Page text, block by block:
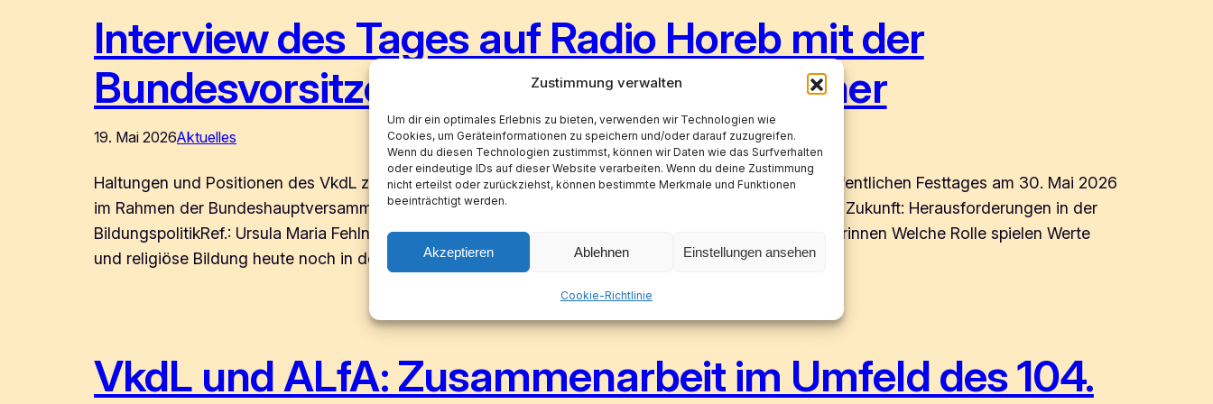
Zustimmung verwalten
Um dir ein optimales Erlebnis zu bieten, verwenden wir Technologien wie
Cookies, um Geräteinformationen zu speichern und/oder darauf zuzugreifen.
Wenn du diesen Technologien zustimmst, können wir Daten wie das Surfverhalten
oder eindeutige IDs auf dieser Website verarbeiten. Wenn du deine Zustimmung
nicht erteilst oder zurückziehst, können bestimmte Merkmale und Funktionen
beeinträchtigt werden.
Akzeptieren Ablehnen Einstellungen ansehen
Cookie-Richtlinie
Interview des Tages auf Radio Horeb mit der
Bundesvorsitzenden Ursula Maria Fehlner
19. Mai 2026Aktuelles
Haltungen und Positionen des VkdL zur Bildungspolitik, sowie das Programm des bevorstehenden öffentlichen Festtages am 30. Mai 2026
im Rahmen der Bundeshauptversammlung in Eichstätt waren Themen des Interviews. „Werte, Bildung, Zukunft: Herausforderungen in der
BildungspolitikRef.: Ursula Maria Fehlner, Bundesvorsitzende des Vereins katholischer deutscher Lehrerinnen Welche Rolle spielen Werte
und religiöse Bildung heute noch in der…
VkdL und ALfA: Zusammenarbeit im Umfeld des 104.